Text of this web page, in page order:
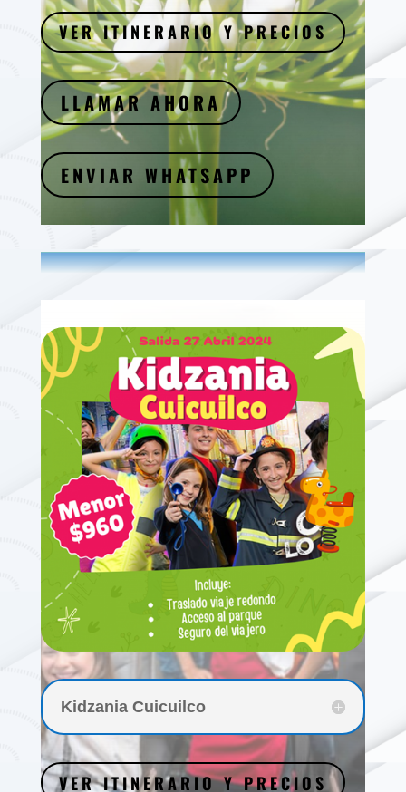
VER ITINERARIO Y PRECIOS
LLAMAR AHORA
ENVIAR WHATSAPP
Kidzania Cuicuilco
VER ITINERARIO Y PRECIOS